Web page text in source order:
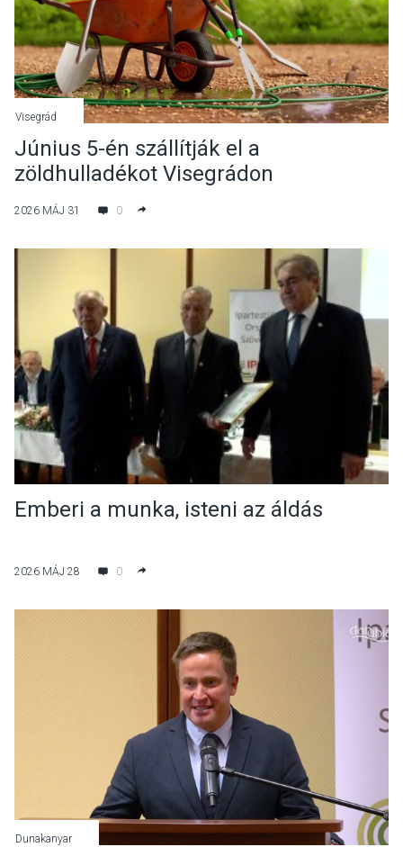
Visegrád
Június 5-én szállítják el a
zöldhulladékot Visegrádon
2026 MÁJ 31 0
Emberi a munka, isteni az áldás
2026 MÁJ 28 0
Dunakanyar